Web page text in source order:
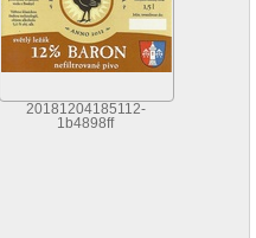
20181204185112-
1b4898ff